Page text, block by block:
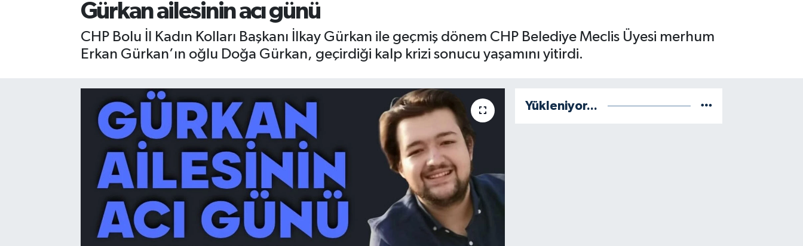
Gürkan ailesinin acı günü
CHP Bolu İl Kadın Kolları Başkanı İlkay Gürkan ile geçmiş dönem CHP Belediye Meclis Üyesi merhum
Erkan Gürkan’ın oğlu Doğa Gürkan, geçirdiği kalp krizi sonucu yaşamını yitirdi.
Yükleniyor...